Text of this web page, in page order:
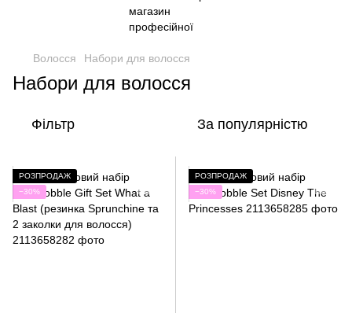
Волосся Набори для волосся
Набори для волосся
Фільтр За популярністю
РОЗПРОДАЖ
−30%
РОЗПРОДАЖ
−30%